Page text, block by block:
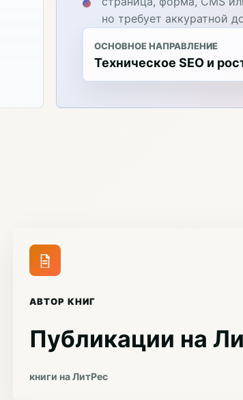
но требует аккуратной
ОСНОВНОЕ НАПРАВЛЕНИЕ
Техническое SEO и
АВТОР КНИГ
Публикации на
книги на ЛитРес